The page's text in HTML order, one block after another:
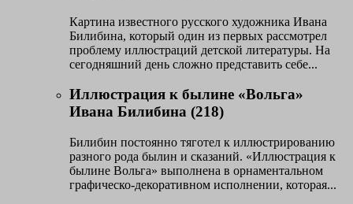
Картина известного русского художника Ивана
Билибина, который один из первых рассмотрел
проблему иллюстраций детской литературы. На
сегодняшний день сложно представить себе...
Иллюстрация к былине «Вольга»
Ивана Билибина (218)
Билибин постоянно тяготел к иллюстрированию
разного рода былин и сказаний. «Иллюстрация к
былине Вольга» выполнена в орнаментальном
графическо-декоративном исполнении, которая...